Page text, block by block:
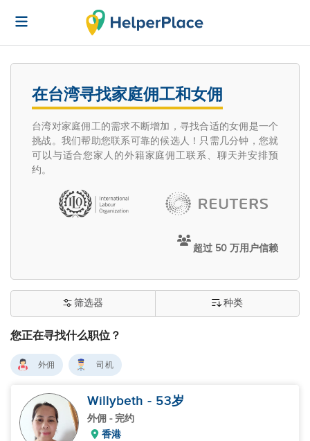
在台湾寻找家庭佣工和女佣
台湾对家庭佣工的需求不断增加，寻找合适的女佣是一个
挑战。我们帮助您联系可靠的候选人！只需几分钟，您就
可以与适合您家人的外籍家庭佣工联系、聊天并安排预
约。
超过 50 万用户信赖
您正在寻找什么职位？
筛选器 种类
外佣 司机
Willybeth - 53岁
外佣 - 完约
香港